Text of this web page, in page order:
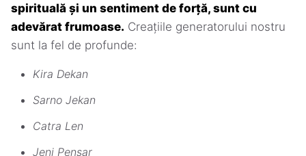
spirituală și un sentiment de forță, sunt cu
adevărat frumoase. Creațiile generatorului nostru
sunt la fel de profunde:
Kira Dekan
Sarno Jekan
Catra Len
Jeni Pensar